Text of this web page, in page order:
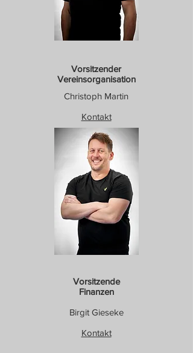
​Vorsitzender
Vereinsorganisation
Christoph Martin
Kontakt
Vorsitzende
Finanzen
Birgit Gieseke
Kontakt